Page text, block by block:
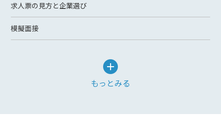
求人票の見方と企業選び
模擬面接
もっとみる